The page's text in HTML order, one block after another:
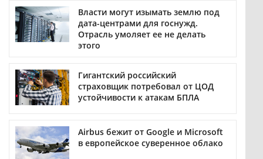
Власти могут изымать землю под
дата-центрами для госнужд.
Отрасль умоляет ее не делать
этого
Гигантский российский
страховщик потребовал от ЦОД
устойчивости к атакам БПЛА
Airbus бежит от Google и Microsoft
в европейское суверенное облако